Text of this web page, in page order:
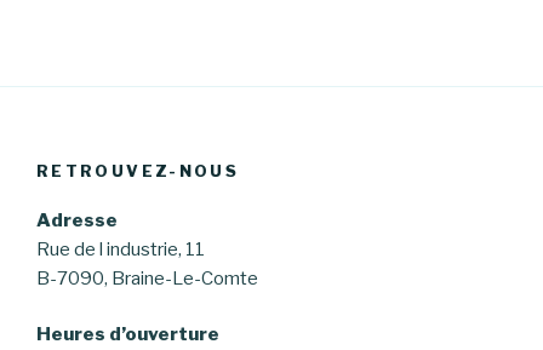
RETROUVEZ-NOUS
Adresse
Rue de l industrie, 11
B-7090, Braine-Le-Comte
Heures d’ouverture